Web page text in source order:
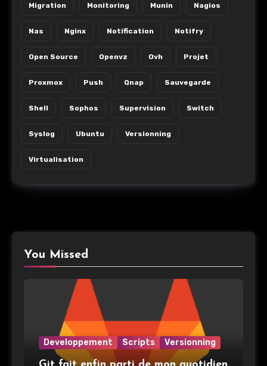
Migration Monitoring Munin Nagios
Nas Nginx Notification Notifry
Open Source Openvz Ovh Projet
Proxmox Push Qnap Sauvegarde
Shell Sophos Supervision Switch
Syslog Ubuntu Versionning
Virtualisation
You Missed
Developpement Scripts Versionning